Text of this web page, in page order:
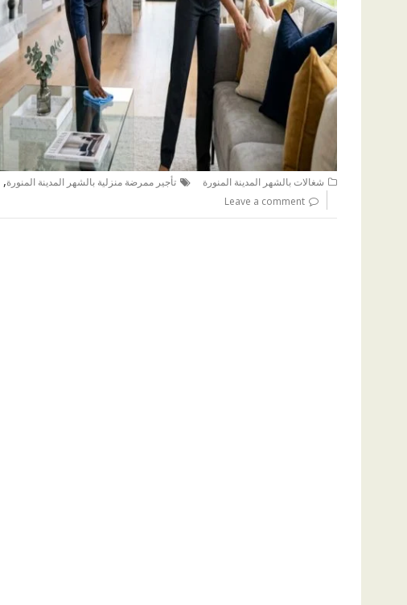
شغالات بالشهر المدينة المنورة تأجير ممرضة منزلية بالشهر المدينة المنورة,
Leave a comment